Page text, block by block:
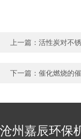
上一篇： 活性炭对不
下一篇： 催化燃烧的
沧州嘉辰环保